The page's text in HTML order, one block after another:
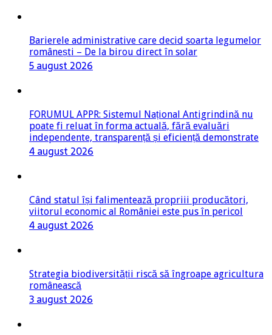
Barierele administrative care decid soarta legumelor
românești – De la birou direct în solar
5 august 2026
FORUMUL APPR: Sistemul Național Antigrindină nu
poate fi reluat în forma actuală, fără evaluări
independente, transparență și eficiență demonstrate
4 august 2026
Când statul își falimentează propriii producători,
viitorul economic al României este pus în pericol
4 august 2026
Strategia biodiversității riscă să îngroape agricultura
românească
3 august 2026